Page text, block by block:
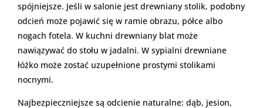
spójniejsze. Jeśli w salonie jest drewniany stolik, podobny
odcień może pojawić się w ramie obrazu, półce albo
nogach fotela. W kuchni drewniany blat może
nawiązywać do stołu w jadalni. W sypialni drewniane
łóżko może zostać uzupełnione prostymi stolikami
nocnymi.
Najbezpieczniejsze są odcienie naturalne: dąb, jesion,